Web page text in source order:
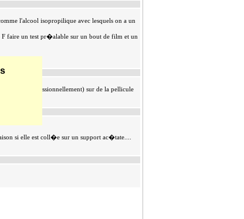
l'alcool isopropilique avec lesquels on a un
faire un test pr�alable sur un bout de film et un
utilis�e (professionnellement) sur de la pellicule
si elle est coll�e sur un support ac�tate....